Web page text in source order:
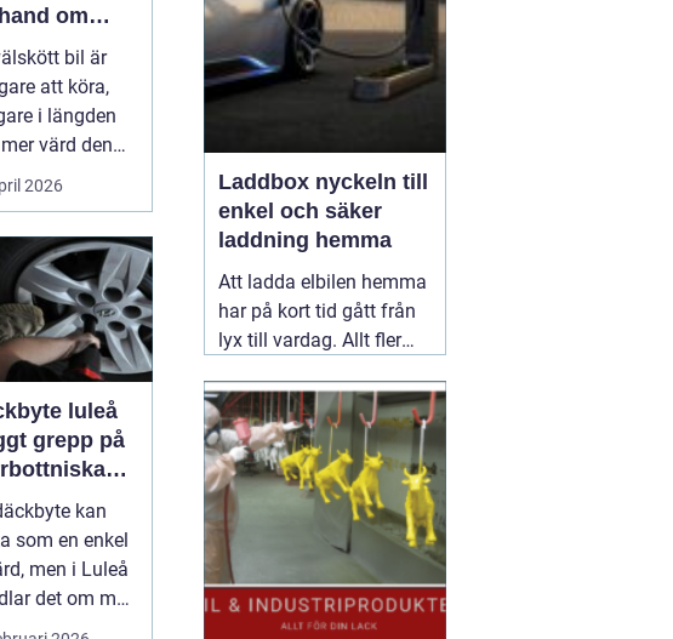
om
på rätt sätt
bil är
att köra,
i längden
värd den
den ska säljas.
2026
luleå
grepp på
kan
som en enkel
men i Luleå
det om mer
bara byta
Laddbox nyckeln till
enkel och säker
laddning hemma
Att ladda elbilen hemma
har på kort tid gått från
lyx till vardag. Allt fler
att kunna tanka över
natten, slippa köer vid
publika laddare och ha
full kontroll över sina
elkostnader.
31 maj
2026